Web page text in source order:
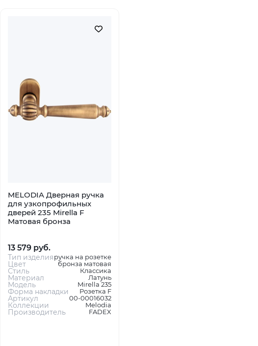
MELODIA Дверная ручка
для узкопрофильных
дверей 235 Mirella F
Матовая бронза
13 579 руб.
Тип изделияручка на розетке
Цвет бронза матовая
Стиль Классика
Материал Латунь
Модель Mirella 235
Форма накладки Розетка F
Артикул 00-00016032
Коллекции Melodia
Производитель FADEX